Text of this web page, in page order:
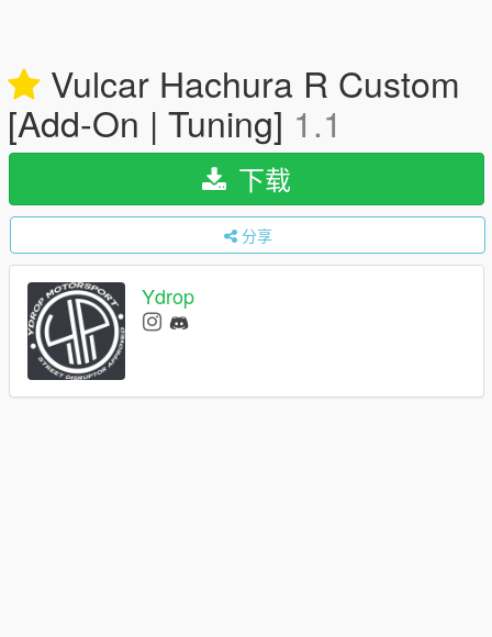
Vulcar Hachura R Custom
[Add-On | Tuning] 1.1
下载
分享
Ydrop